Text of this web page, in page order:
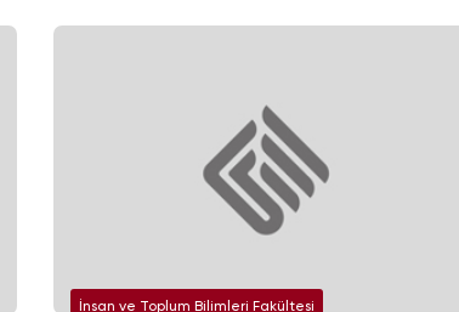
İnsan ve Toplum Bilimleri Fakültesi